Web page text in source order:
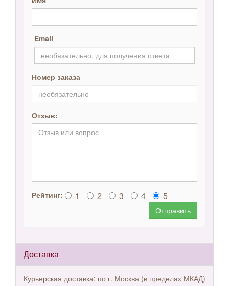
Email
Номер заказа
Отзыв:
Рейтинг: 1 2 3 4 5
Отправить
Доставка
Курьерская доставка: по г. Москва (в пределах МКАД)